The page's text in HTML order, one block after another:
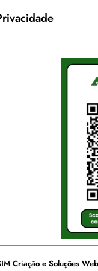
Criação e Soluções Web